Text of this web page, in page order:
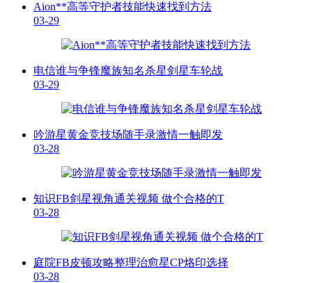
Aion**高等守护者技能快速找到方法
03-29
电信谁与争锋魔族知名杀星剑星车轮战
03-29
吟游星黄金竞技场随手录激情一触即发
03-28
知识FB剑星视角通关视频 做个合格的T
03-28
庭院FB皮顿攻略整理治愈星CP烙印选择
03-28